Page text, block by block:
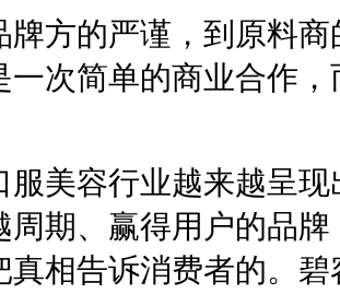
的严谨，到原料商
一次简单的商业合作
容行业越来越呈现
周期、赢得用户的品
真相告诉消费者的。